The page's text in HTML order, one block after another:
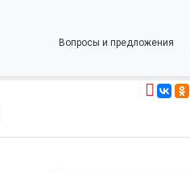
Вопросы и предложения